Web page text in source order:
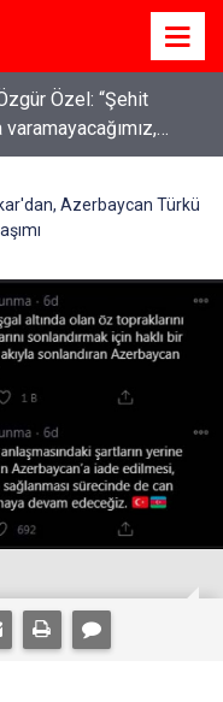
Özel: “Şehit
işlerin içinde olmayız”
Azerbaycan Türkü